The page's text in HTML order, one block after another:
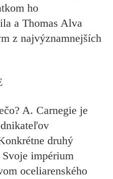
ho
a Thomas Alva
z najvýznamnejších
A. Carnegie je
druhý
impérium
oceliarenského